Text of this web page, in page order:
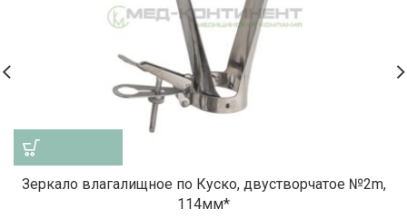
Зеркало влагалищное по Куско, двустворчатое №2m,
114мм*